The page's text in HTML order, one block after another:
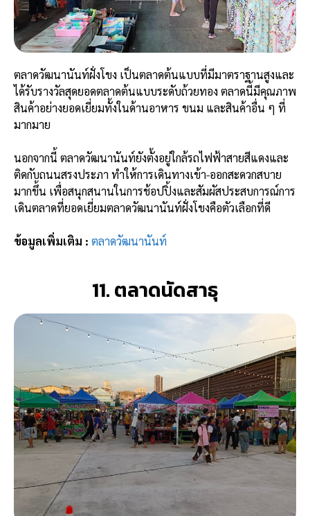
ตลาดวัฒนานันท์ฝั่งโขง เป็นตลาดต้นแบบที่มีมาตราฐานสูงและ
ได้รับรางวัลสุดยอดตลาดต้นแบบระดับถ้วยทอง ตลาดนี้มีคุณภาพ
สินค้าอย่างยอดเยี่ยมทั้งในด้านอาหาร ขนม และสินค้าอื่น ๆ ที่
มากมาย
นอกจากนี้ ตลาดวัฒนานันท์ยังตั้งอยู่ใกล้รถไฟฟ้าสายสีแดงและ
ติดกับถนนสรงประภา ทำให้การเดินทางเข้า-ออกสะดวกสบาย
มากขึ้น เพื่อสนุกสนานในการช้อปปิ้งและสัมผัสประสบการณ์การ
เดินตลาดที่ยอดเยี่ยมตลาดวัฒนานันท์ฝั่งโขงคือตัวเลือกที่ดี
ข้อมูลเพิ่มเติม : ตลาดวัฒนานันท์
11. ตลาดนัดสาธุ